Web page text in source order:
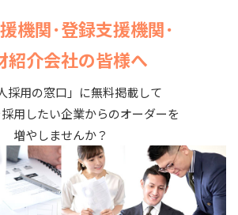
機関･登録支援機関･
紹介会社の皆様へ
採用の窓口」に無料掲載して
用したい企業からのオーダーを
増やしませんか？